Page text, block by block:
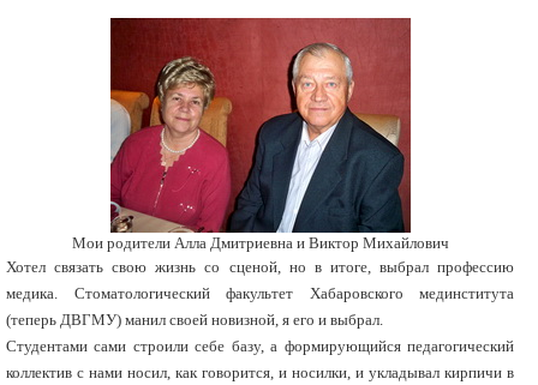
Мои родители Алла Дмитриевна и Виктор Михайлович
Хотел связать свою жизнь со сценой, но в итоге, выбрал профессию
медика. Стоматологический факультет Хабаровского мединститута
(теперь ДВГМУ) манил своей новизной, я его и выбрал.
Студентами сами строили себе базу, а формирующийся педагогический
коллектив с нами носил, как говорится, и носилки, и укладывал кирпичи в